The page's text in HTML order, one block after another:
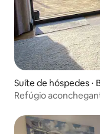
Suíte de hóspedes ⋅
Refúgio